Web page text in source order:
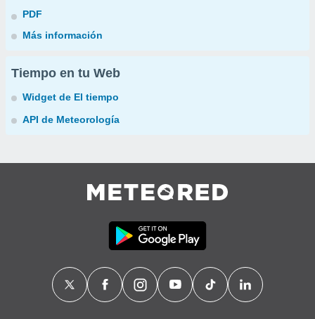
PDF
Más información
Tiempo en tu Web
Widget de El tiempo
API de Meteorología